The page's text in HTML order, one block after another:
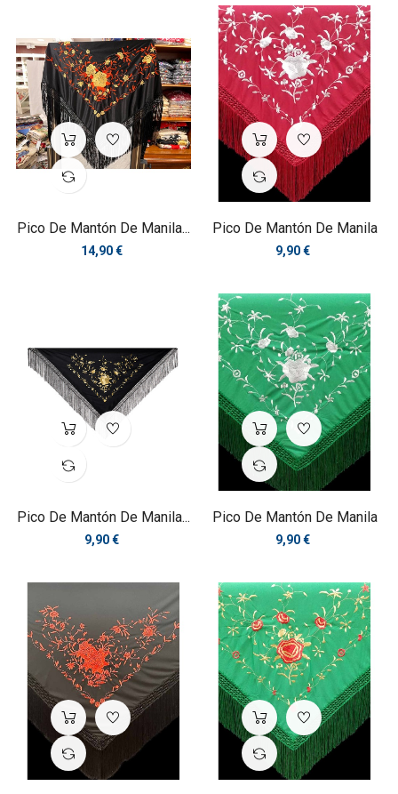
Pico De Mantón De Manila...
Precio
14,90 €
Pico De Mantón De Manila
Precio
9,90 €
Pico De Mantón De Manila...
Precio
9,90 €
Pico De Mantón De Manila
Precio
9,90 €